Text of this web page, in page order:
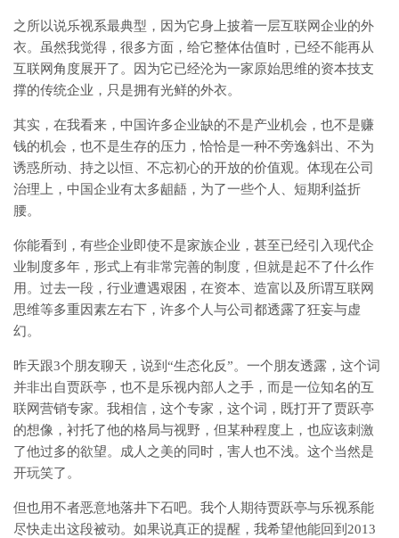
之所以说乐视系最典型，因为它身上披着一层互联网企业的外
衣。虽然我觉得，很多方面，给它整体估值时，已经不能再从
互联网角度展开了。因为它已经沦为一家原始思维的资本技支
撑的传统企业，只是拥有光鲜的外衣。
其实，在我看来，中国许多企业缺的不是产业机会，也不是赚
钱的机会，也不是生存的压力，恰恰是一种不旁逸斜出、不为
诱惑所动、持之以恒、不忘初心的开放的价值观。体现在公司
治理上，中国企业有太多龃龉，为了一些个人、短期利益折
腰。
你能看到，有些企业即使不是家族企业，甚至已经引入现代企
业制度多年，形式上有非常完善的制度，但就是起不了什么作
用。过去一段，行业遭遇艰困，在资本、造富以及所谓互联网
思维等多重因素左右下，许多个人与公司都透露了狂妄与虚
幻。
昨天跟3个朋友聊天，说到“生态化反”。一个朋友透露，这个词
并非出自贾跃亭，也不是乐视内部人之手，而是一位知名的互
联网营销专家。我相信，这个专家，这个词，既打开了贾跃亭
的想像，衬托了他的格局与视野，但某种程度上，也应该刺激
了他过多的欲望。成人之美的同时，害人也不浅。这个当然是
开玩笑了。
但也用不者恶意地落井下石吧。我个人期待贾跃亭与乐视系能
尽快走出这段被动。如果说真正的提醒，我希望他能回到2013